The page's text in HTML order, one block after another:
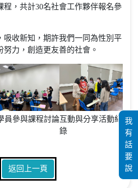
程，共計30名社會工作夥伴報名參
吸收新知，期許我們一同為性別平
努力，創造更友善的社會。
員參與課程討論互動與分享活動紀
錄
返回上一頁
我
有
話
要
說